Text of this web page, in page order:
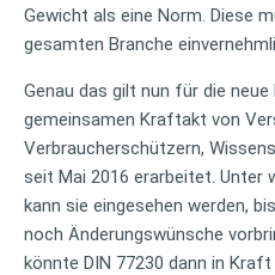
Gewicht als eine Norm. Diese
gesamten Branche
Genau das gilt nun für die neue
gemeinsamen Kraftakt von
Verbraucherschützern,
seit Mai 2016 erarbeitet. Unter
kann sie eingesehen werden,
noch Änderungswünsche
könnte DIN 77230 dann in